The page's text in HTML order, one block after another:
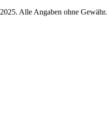
Alle Angaben ohne Gewähr.